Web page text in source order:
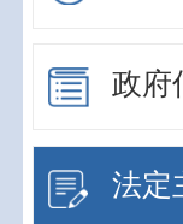
政府
法定